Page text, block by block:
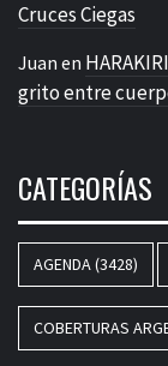
Cruces Ciegas
Juan en
grito entre
CATEGORÍAS
AGENDA(3428)
COBERTURAS